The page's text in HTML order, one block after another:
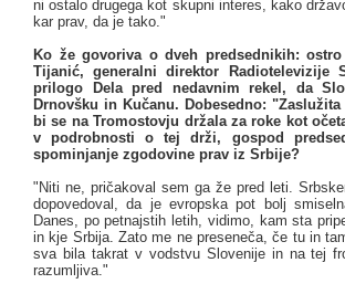
ni ostalo drugega kot skupni interes, kako
kar prav, da je tako."
Ko že govoriva o dveh predsednikih:
Tijanić, generalni direktor
prilogo Dela pred nedavnim rekel, da
Drnovšku in Kučanu. Dobesedno:
bi se na Tromostovju držala za roke kot
v podrobnosti o tej drži, gospod
spominjanje zgodovine prav iz Srbije?
"Niti ne, pričakoval sem ga že pred leti.
dopovedoval, da je evropska pot bolj
Danes, po petnajstih letih, vidimo, kam sta
in kje Srbija. Zato me ne preseneča, če tu in
sva bila takrat v vodstvu Slovenije in na tej
razumljiva."